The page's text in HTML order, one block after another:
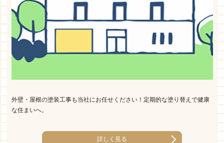
外壁・屋根の塗装工事も当社にお任せください！定期的な塗り替えで健康
な住まいへ。
詳しく見る